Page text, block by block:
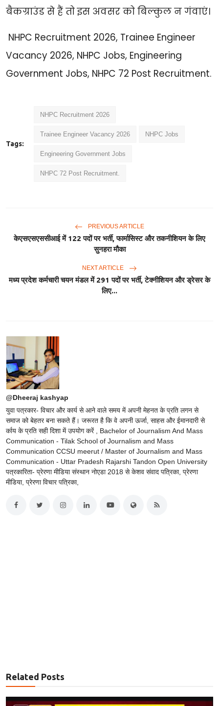
बैकग्राउंड से हैं तो इस अवसर को बिल्कुल न गंवाएं।
NHPC Recruitment 2026, Trainee Engineer
Vacancy 2026, NHPC Jobs, Engineering
Government Jobs, NHPC 72 Post Recruitment.
Tags:
NHPC Recruitment 2026
Trainee Engineer Vacancy 2026 NHPC Jobs
Engineering Government Jobs
NHPC 72 Post Recruitment.
PREVIOUS ARTICLE
केएसएसएससीआई में 122 पदों पर भर्ती, फार्मासिस्ट और तकनीशियन के लिए
सुनहरा मौका
NEXT ARTICLE
मध्य प्रदेश कर्मचारी चयन मंडल में 291 पदों पर भर्ती, टेक्नीशियन और ड्रेसर के
लिए...
@Dheeraj kashyap
युवा पत्रकार- विचार और कार्य से आने वाले समय में अपनी मेहनत के प्रति लगन से
समाज को बेहतर बना सकते हैं। जरूरत है कि वे अपनी ऊर्जा, साहस और ईमानदारी से
र्काय के प्रति सही दिशा में उपयोग करें , Bachelor of Journalism And Mass
Communication - Tilak School of Journalism and Mass
Communication CCSU meerut / Master of Journalism and Mass
Communication - Uttar Pradesh Rajarshi Tandon Open University
पत्रकारिता- प्रेरणा मीडिया संस्थान नोएडा 2018 से केशव संवाद पत्रिका, प्रेरणा
मीडिया, प्रेरणा विचार पत्रिका,
Related Posts